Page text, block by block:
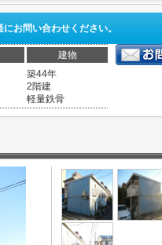
お問い合わせください。
建物
築44年
2階建
軽量鉄骨